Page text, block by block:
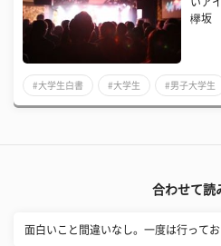
欅坂
#大学生白書 #大学生 #男子大学生
合わせて読
面白いこと間違いなし。一度は行って